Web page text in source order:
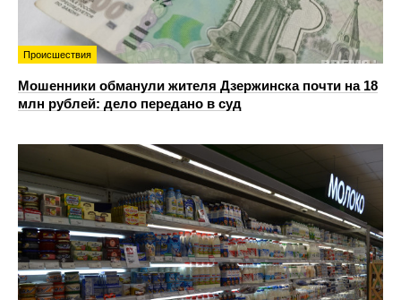
Происшествия
Мошенники обманули жителя Дзержинска почти на 18
млн рублей: дело передано в суд